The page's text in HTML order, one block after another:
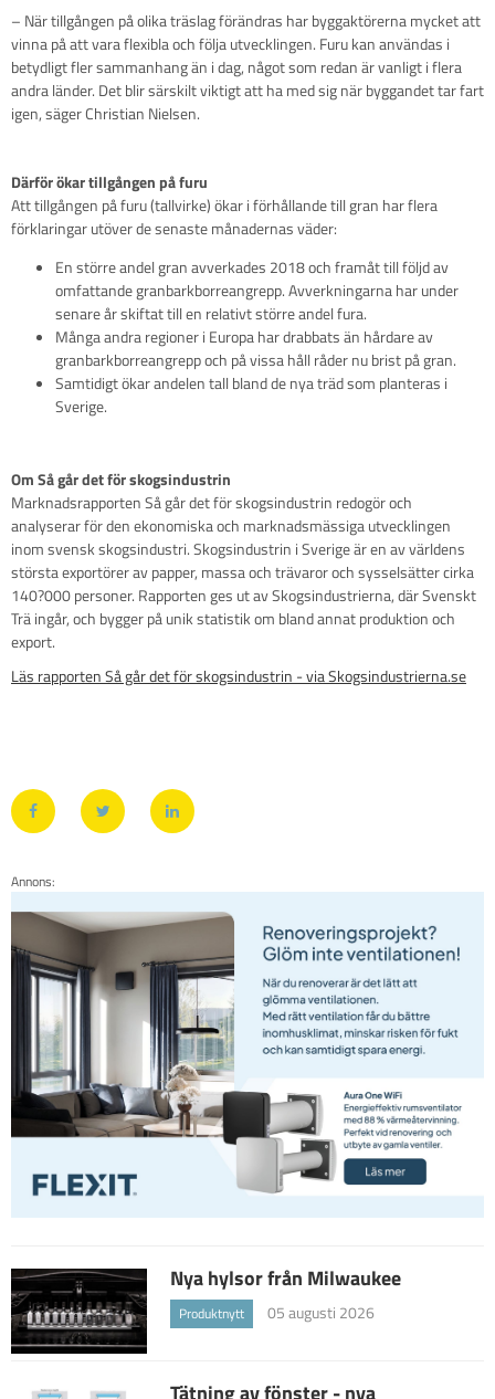
– När tillgången på olika träslag förändras har byggaktörerna mycket att
vinna på att vara flexibla och följa utvecklingen. Furu kan användas i
betydligt fler sammanhang än i dag, något som redan är vanligt i flera
andra länder. Det blir särskilt viktigt att ha med sig när byggandet tar fart
igen, säger Christian Nielsen.
Därför ökar tillgången på furu
Att tillgången på furu (tallvirke) ökar i förhållande till gran har flera
förklaringar utöver de senaste månadernas väder:
En större andel gran avverkades 2018 och framåt till följd av
omfattande granbarkborreangrepp. Avverkningarna har under
senare år skiftat till en relativt större andel fura.
Många andra regioner i Europa har drabbats än hårdare av
granbarkborreangrepp och på vissa håll råder nu brist på gran.
Samtidigt ökar andelen tall bland de nya träd som planteras i
Sverige.
Om Så går det för skogsindustrin
Marknadsrapporten Så går det för skogsindustrin redogör och
analyserar för den ekonomiska och marknadsmässiga utvecklingen
inom svensk skogsindustri. Skogsindustrin i Sverige är en av världens
största exportörer av papper, massa och trävaror och sysselsätter cirka
140?000 personer. Rapporten ges ut av Skogsindustrierna, där Svenskt
Trä ingår, och bygger på unik statistik om bland annat produktion och
export.
Läs rapporten Så går det för skogsindustrin - via Skogsindustrierna.se
Annons:
Nya hylsor från Milwaukee
Produktnytt 05 augusti 2026
Tätning av fönster - nya